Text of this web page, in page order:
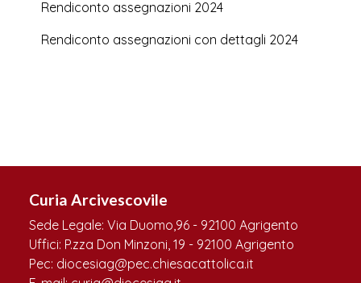
Rendiconto assegnazioni 2024
Rendiconto assegnazioni con dettagli 2024
Curia Arcivescovile
Sede Legale: Via Duomo,96 - 92100 Agrigento
Uffici: P.zza Don Minzoni, 19 - 92100 Agrigento
Pec: diocesiag@pec.chiesacattolica.it